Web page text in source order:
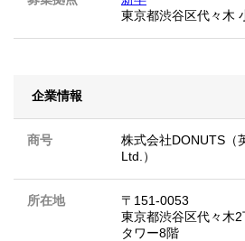
東京都渋谷区代々木
企業情報
商号
株式会社DONUTS
Ltd.）
所在地
〒151-0053
東京都渋谷区代々木
タワー8階